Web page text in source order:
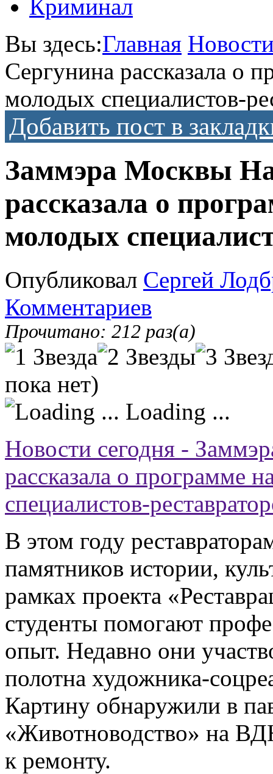
Криминал
Вы здесь:Главная
Сергунина рассказала о
молодых специалистов-
Добавить пост в
Заммэра Москвы
рассказала о
молодых
Опубликовал Сергей
Комментариев
Прочитано: 212 раз(а)
пока нет)
Loading ...
Новости сегодня -
рассказала о программе
специалистов-
В этом году
памятников истории,
рамках проекта
студенты помогают
опыт. Недавно они
полотна художника-
Картину обнаружили в
«Животноводство» на
к ремонту.